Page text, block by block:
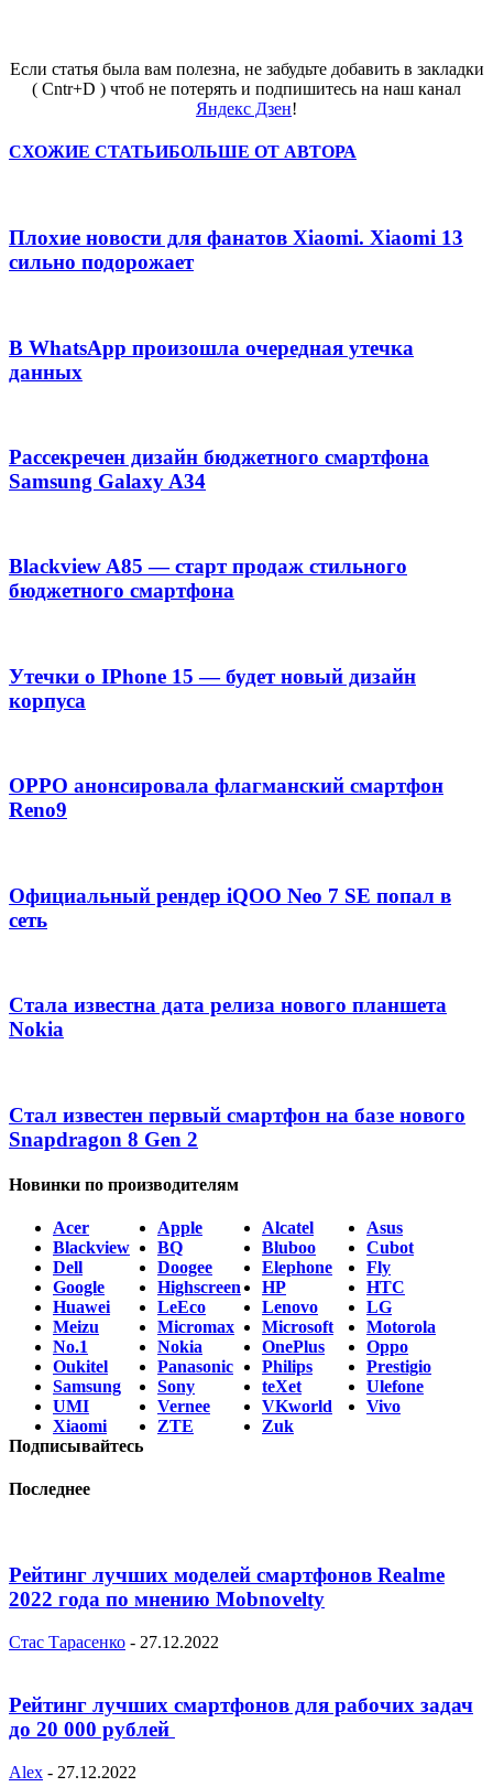
Если статья была вам полезна, не забудьте добавить в закладки
( Cntr+D ) чтоб не потерять и подпишитесь на наш канал
Яндекс Дзен!
СХОЖИЕ СТАТЬИБОЛЬШЕ ОТ АВТОРА
Плохие новости для фанатов Xiaomi. Xiaomi 13
сильно подорожает
В WhatsApp произошла очередная утечка
данных
Рассекречен дизайн бюджетного смартфона
Samsung Galaxy A34
Blackview A85 — старт продаж стильного
бюджетного смартфона
Утечки о IPhone 15 — будет новый дизайн
корпуса
OPPO анонсировала флагманский смартфон
Reno9
Официальный рендер iQOO Neo 7 SE попал в
сеть
Стала известна дата релиза нового планшета
Nokia
Стал известен первый смартфон на базе нового
Snapdragon 8 Gen 2
Новинки по производителям
Acer Apple Alcatel
Asus
Blackview
BQ Bluboo
Cubot
Dell
Doogee Elephone
Fly
Google
Highscreen HP
HTC
Huawei
LeEco Lenovo
LG
Meizu
Micromax Microsoft
Motorola
No.1
Nokia OnePlus
Oppo
Oukitel
Panasonic Philips
Prestigio
Samsung
Sony teXet
Ulefone
UMI
Vernee VKworld
Vivo
Xiaomi
ZTE
Zuk
Подписывайтесь
Последнее
Рейтинг лучших моделей смартфонов Realme
2022 года по мнению Mobnovelty
Стас Тарасенко - 27.12.2022
Рейтинг лучших смартфонов для рабочих задач
до 20 000 рублей
Alex - 27.12.2022